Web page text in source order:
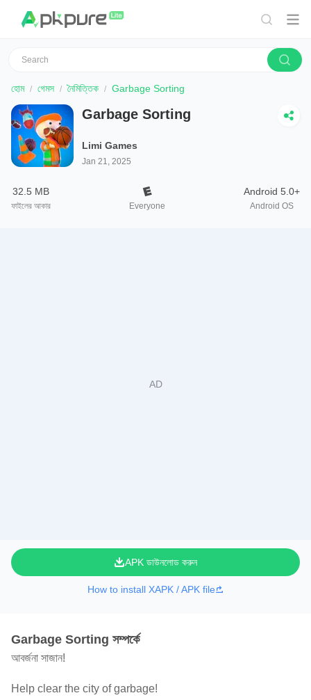
হোম গেমস নৈমিত্তিক Garbage Sorting
Garbage Sorting
Limi Games
Jan 21, 2025
32.5 MB
ফাইলের আকার Everyone
Android 5.0+
Android OS
APK ডাউনলোড করুন
How to install XAPK / APK file
Garbage Sorting সম্পর্কে
আবর্জনা সাজান!
Help clear the city of garbage!